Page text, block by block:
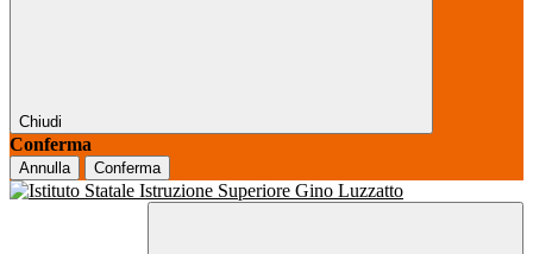
Chiudi
Conferma
Annulla Conferma